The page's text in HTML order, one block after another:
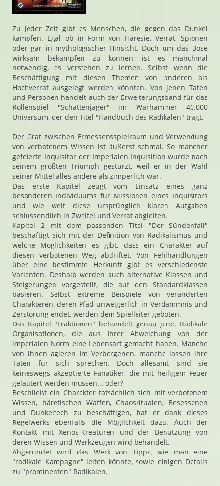
Zu jeder Zeit gibt es Menschen, die gegen das Dunkel
kämpfen. Egal ob in Form von Häresie, Verrat, Spionen
oder gar in mythologischer Hinsicht. Doch um das Böse
wirksam bekämpfen zu können, ist es manchmal
notwendig, es verstehen zu lernen. Selbst wenn die
Beschäftigung mit diesen Themen von anderen als
Hochverrat ausgelegt werden könnten. Von jenen Taten
und Personen handelt auch der Erweiterungsband für das
Rollenspiel "Schattenjäger" im Warhammer 40.000
Universum, der den Titel "Handbuch des Radikalen" trägt.
Der Grat zwischen Ermessensspielraum und Verwendung
von verbotenem Wissen ist äußerst schmal. So mancher
gefeierte Inquisitor der Imperialen Inquisition wurde nach
seinem größten Triumph gestürzt, weil er in der Wahl
seiner Mittel alles andere als zimperlich war.
Das erste Kapitel zeugt vom Einsatz eines ganz
besonderen Individuums für Missionen eines Inquisitors
und wie weit diese ursprünglich klaren Aufgaben
schlussendlich in Zweifel und Verrat abgleiten.
Kapitel 2 mit dem passenden Titel "Der Sündenfall"
beschäftigt sich mit der Definition von Radikalismus und
welche Möglichkeiten es gibt, dass ein Charakter auf
diesen verbotenen Weg abdriftet. Von Fehlhandlungen
über eine bestimmte Herkunft gibt es verschiedenste
Varianten. Deshalb werden auch alternative Klassen und
Steigerungen vorgestellt, die auf den Standardklassen
basieren. Selbst extreme Beispiele von veränderten
Charakteren, deren Pfad unweigerlich in Verdammnis und
Zerstörung endet, werden dem Spielleiter geboten.
Das Kapitel "Fraktionen" behandelt genau jene. Radikale
Organisationen, die aus ihrer Abweichung von der
imperialen Norm eine Lebensart gemacht haben. Manche
von ihnen agieren im Verborgenen, manche lassen ihre
Taten für sich sprechen. Doch allesamt sind sie
keineswegs akzeptierte Fanatiker, die mit heiligem Feuer
geläutert werden müssen... oder?
Beschließt ein Charakter tatsächlich sich mit verbotenem
Wissen, häretischen Waffen, Chaosritualen, Besessenen
und Dunkeltech zu beschäftigen, hat er dank dieses
Regelwerks ebenfalls die Möglichkeit dazu. Auch der
Kontakt mit Xenos-Kreaturen und der Benutzung von
deren Wissen und Werkzeugen wird behandelt.
Abgerundet wird das Werk von Tipps, wie man eine
"radikale Kampagne" leiten könnte, sowie einigen Details
zu "prominenten" Radikalen.